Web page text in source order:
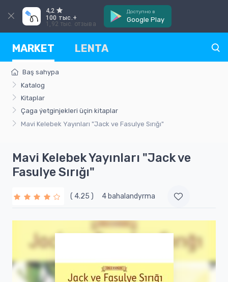
4,2
100 тыс.+
1,92 тыс. отзыва
Доступно в
Google Play
MARKET LENTA
Baş sahypa
Katalog
Kitaplar
Çagа ýetginjekleri üçin kitaplar
Mavi Kelebek Yayınları "Jack ve Fasulye Sırığı"
Mavi Kelebek Yayınları "Jack ve
Fasulye Sırığı"
( 4.25 ) 4 bahalandyrma